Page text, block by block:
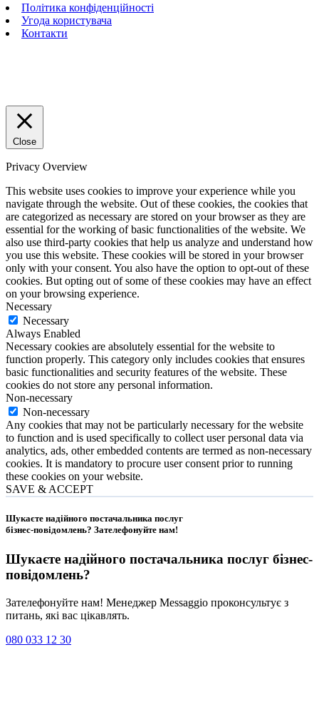
Політика конфіденційності
Угода користувача
Контакти
Close
Privacy Overview
This website uses cookies to improve your experience while you
navigate through the website. Out of these cookies, the cookies that
are categorized as necessary are stored on your browser as they are
essential for the working of basic functionalities of the website. We
also use third-party cookies that help us analyze and understand how
you use this website. These cookies will be stored in your browser
only with your consent. You also have the option to opt-out of these
cookies. But opting out of some of these cookies may have an effect
on your browsing experience.
Necessary
Necessary
Always Enabled
Necessary cookies are absolutely essential for the website to
function properly. This category only includes cookies that ensures
basic functionalities and security features of the website. These
cookies do not store any personal information.
Non-necessary
Non-necessary
Any cookies that may not be particularly necessary for the website
to function and is used specifically to collect user personal data via
analytics, ads, other embedded contents are termed as non-necessary
cookies. It is mandatory to procure user consent prior to running
these cookies on your website.
SAVE & ACCEPT
Шукаєте надійного постачальника послуг
бізнес-повідомлень? Зателефонуйте нам!
Шукаєте надійного постачальника послуг бізнес-
повідомлень?
Зателефонуйте нам! Менеджер Messaggio проконсультує з
питань, які вас цікавлять.
080 033 12 30